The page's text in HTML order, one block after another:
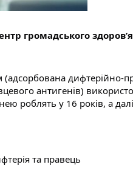
громадського
дифтерійно-
антигенів)
роблять у 16 років, а
та правець